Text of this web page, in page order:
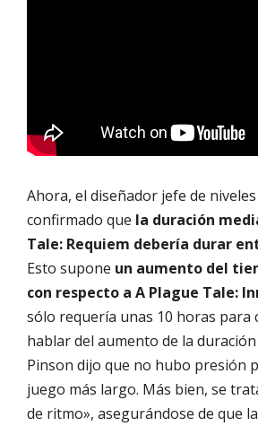
Ahora, el diseñador jefe de
confirmado que la duración
Tale: Requiem debería durar
Esto supone un aumento del
con respecto a A Plague Tale:
sólo requería unas 10 horas para
hablar del aumento de la duración
Pinson dijo que no hubo presión
juego más largo. Más bien, se
de ritmo», asegurándose de que